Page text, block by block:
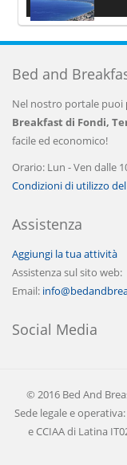
Bed and
Nel nostro portale puoi
Breakfast di Fondi,
facile ed economico!
Orario: Lun - Ven dalle
Condizioni di utilizzo
Assistenza
Aggiungi la tua attività
Assistenza sul sito web:
Email:
Social Media
© 2016 Bed And
Sede legale e operativa:
e CCIAA di Latina